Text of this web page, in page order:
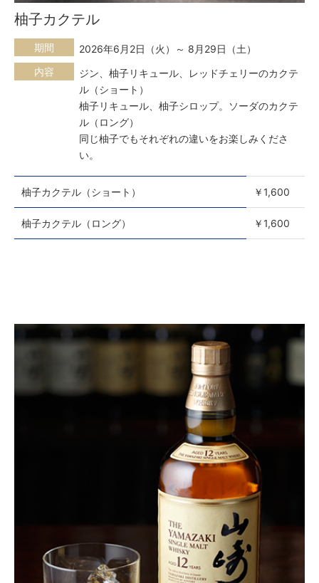
柚子カクテル
期間
2026年6月2日（火）～ 8月29日（土）
内容
ジン、柚子リキュール、レッドチェリーのカクテ
ル（ショート）
柚子リキュール、柚子シロップ。ソーダのカクテ
ル（ロング）
同じ柚子でもそれぞれの違いをお楽しみくださ
い。
柚子カクテル（ショート） ￥1,600
柚子カクテル（ロング） ￥1,600